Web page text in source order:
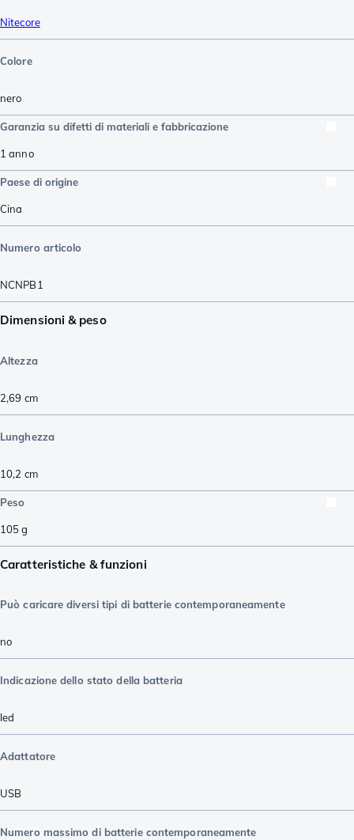
Nitecore
Colore
nero
Garanzia su difetti di materiali e fabbricazione
1 anno
Paese di origine
Cina
Numero articolo
NCNPB1
Dimensioni & peso
Altezza
2,69 cm
Lunghezza
10,2 cm
Peso
105g
Caratteristiche & funzioni
Può caricare diversi tipi di batterie contemporaneamente
no
Indicazione dello stato della batteria
led
Adattatore
USB
Numero massimo di batterie contemporaneamente